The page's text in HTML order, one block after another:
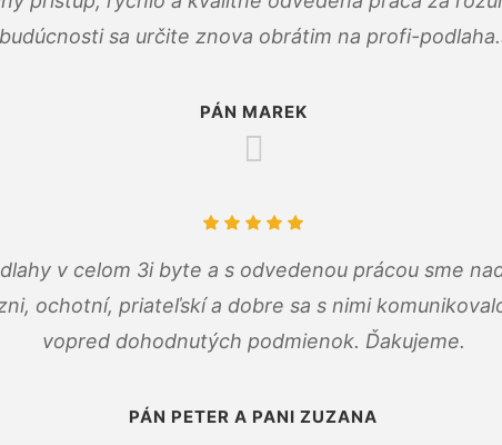
sa určite znova obrátim na profi-
PÁN MAREK
v celom 3i byte a s odvedenou prácou sme
ochotní, priateľskí a dobre sa s nimi
vopred dohodnutých podmienok. Ďakujeme.
PÁN PETER A PANI ZUZANA